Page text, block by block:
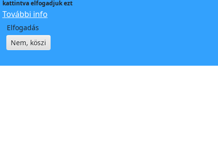
kattintva elfogadjuk ezt
További info
Elfogadás
Nem, köszi